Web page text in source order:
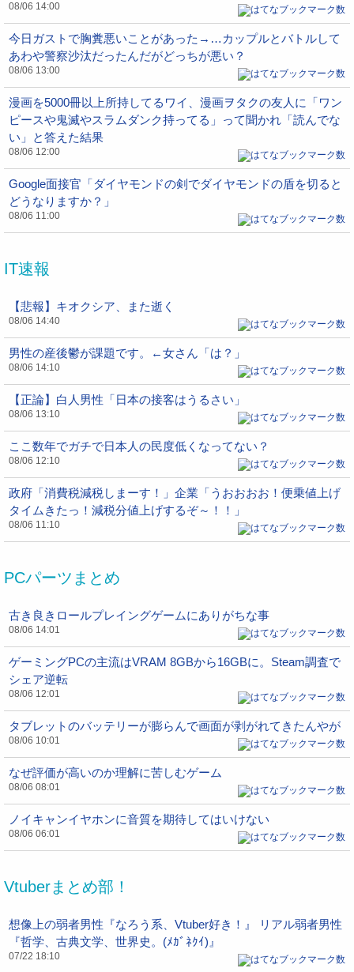
08/06 14:00
今日ガストで胸糞悪いことがあった→…カップルとバトルして
あわや警察沙汰だったんだがどっちが悪い？
08/06 13:00
漫画を5000冊以上所持してるワイ、漫画ヲタクの友人に「ワン
ピースや鬼滅やスラムダンク持ってる」って聞かれ「読んでな
い」と答えた結果
08/06 12:00
Google面接官「ダイヤモンドの剣でダイヤモンドの盾を切ると
どうなりますか？」
08/06 11:00
IT速報
【悲報】キオクシア、また逝く
08/06 14:40
男性の産後鬱が課題です。←女さん「は？」
08/06 14:10
【正論】白人男性「日本の接客はうるさい」
08/06 13:10
ここ数年でガチで日本人の民度低くなってない？
08/06 12:10
政府「消費税減税しまーす！」企業「うおおおお！便乗値上げ
タイムきたっ！減税分値上げするぞ～！！」
08/06 11:10
PCパーツまとめ
古き良きロールプレイングゲームにありがちな事
08/06 14:01
ゲーミングPCの主流はVRAM 8GBから16GBに。Steam調査で
シェア逆転
08/06 12:01
タブレットのバッテリーが膨らんで画面が剥がれてきたんやが
08/06 10:01
なぜ評価が高いのか理解に苦しむゲーム
08/06 08:01
ノイキャンイヤホンに音質を期待してはいけない
08/06 06:01
Vtuberまとめ部！
想像上の弱者男性『なろう系、Vtuber好き！』 リアル弱者男性
『哲学、古典文学、世界史。(ﾒｶﾞﾈｸｲ)』
07/22 18:10